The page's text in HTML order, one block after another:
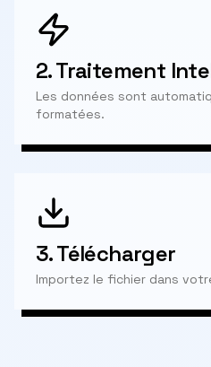
2.Traitement
Les données sont
formatées.
3.Télécharger
Importez le fichier dans